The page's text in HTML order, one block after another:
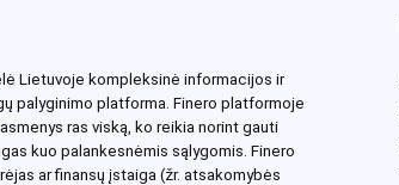
Lietuvoje kompleksinė informacijos ir
palyginimo platforma. Finero platformoje
ras viską, ko reikia norint gauti
kuo palankesnėmis sąlygomis. Finero
ar finansų įstaiga (žr. atsakomybės